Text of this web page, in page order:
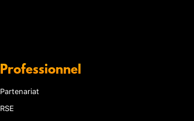
Professionnel
Partenariat
RSE